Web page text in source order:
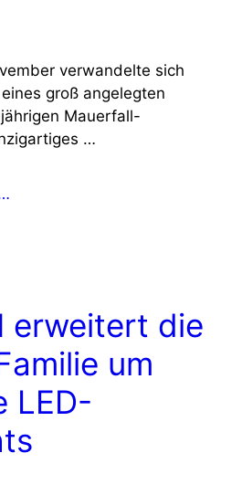
verwandelte sich
groß angelegten
Mauerfall-
…
erweitert die
um
LED-